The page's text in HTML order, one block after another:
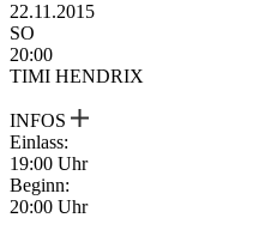
22.11.2015
SO
20:00
TIMI HENDRIX
INFOS
Einlass:
19:00 Uhr
Beginn:
20:00 Uhr